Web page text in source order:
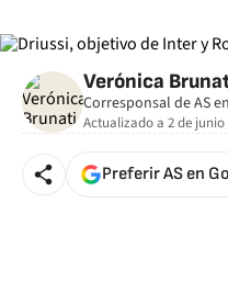
Verónica
Corresponsal de AS
Actualizado a 2 de junio
Preferir AS en